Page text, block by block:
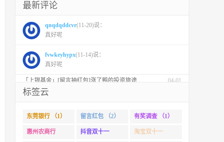
最新文章
「东莞银行」连续3天咖啡自由，一分钱咖啡继续
「融通基金」【留言红包】创新药板块崛起的十大理由！
「易方达基金」参与公募基金投资者保护状况调查抽红包
「华夏基金」【红包】市场回调时，补仓有没有效果？
04-01
「上银基金」[留言抽红包]​涨了鸭的投资旅途
「 汇添富基金」【万份红包】从默默无闻到表现抢眼，有色金属经历了什么？
最新评论
qnqdqddcvr(11-20)说：
真好呢
fvwkeyhypx(11-14)说：
真好呢
标签云
东莞银行 （1） 留言红包 （2） 有奖调查 （1）
惠州农商行 抖音双十一 淘宝双十一